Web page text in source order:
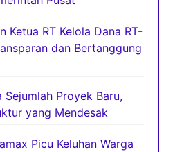
Ketua RT Kelola Dana RT-
dan Bertanggung
Sejumlah Proyek Baru,
yang Mendesak
Picu Keluhan Warga